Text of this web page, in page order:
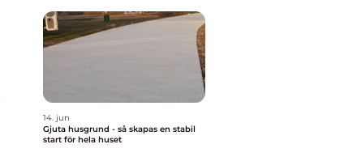
14. jun
Gjuta husgrund - så skapas en stabil
start för hela huset